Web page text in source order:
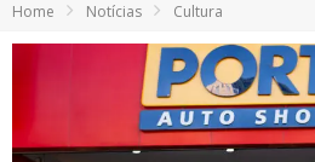
Home Notícias Cultura